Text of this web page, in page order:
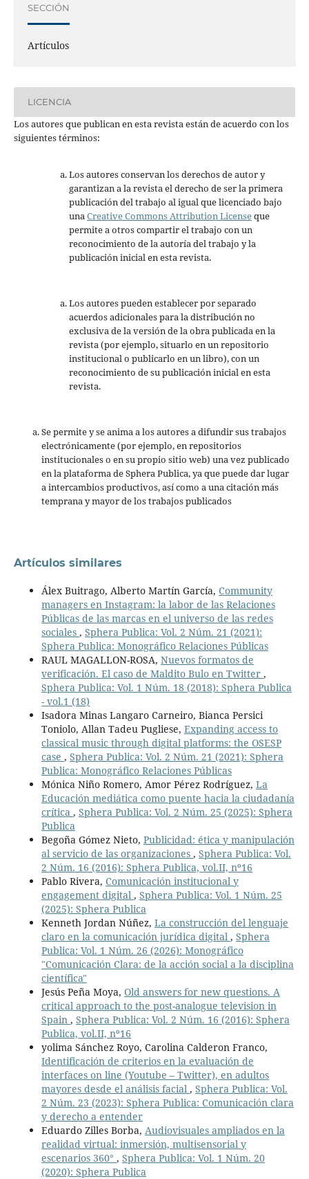
SECCIÓN
Artículos
LICENCIA
Los autores que publican en esta revista están de acuerdo con los
siguientes términos:
Los autores conservan los derechos de autor y
garantizan a la revista el derecho de ser la primera
publicación del trabajo al igual que licenciado bajo
unaCreative Commons Attribution Licenseque
permite a otros compartir el trabajo con un
reconocimiento de la autoría del trabajo y la
publicación inicial en esta revista.
Los autores pueden establecer por separado
acuerdos adicionales para la distribución no
exclusiva de la versión de la obra publicada en la
revista (por ejemplo, situarlo en un repositorio
institucional o publicarlo en un libro), con un
reconocimiento de su publicación inicial en esta
revista.
Se permite y se anima a los autores a difundir sus trabajos
electrónicamente (por ejemplo, en repositorios
institucionales o en su propio sitio web) una vez publicado
en la plataforma de Sphera Publica, ya que puede dar lugar
a intercambios productivos, así como a una citación más
temprana y mayor de los trabajos publicados
Artículos similares
Álex Buitrago, Alberto Martín García, Community
managers en Instagram: la labor de las Relaciones
Públicas de las marcas en el universo de las redes
sociales , Sphera Publica: Vol. 2 Núm. 21 (2021):
Sphera Publica: Monográfico Relaciones Públicas
RAUL MAGALLON-ROSA, Nuevos formatos de
verificación. El caso de Maldito Bulo en Twitter ,
Sphera Publica: Vol. 1 Núm. 18 (2018): Sphera Publica
- vol.1 (18)
Isadora Minas Langaro Carneiro, Bianca Persici
Toniolo, Allan Tadeu Pugliese, Expanding access to
classical music through digital platforms: the OSESP
case , Sphera Publica: Vol. 2 Núm. 21 (2021): Sphera
Publica: Monográfico Relaciones Públicas
Mónica Niño Romero, Amor Pérez Rodríguez, La
Educación mediática como puente hacia la ciudadanía
crítica , Sphera Publica: Vol. 2 Núm. 25 (2025): Sphera
Publica
Begoña Gómez Nieto, Publicidad: ética y manipulación
al servicio de las organizaciones , Sphera Publica: Vol.
2 Núm. 16 (2016): Sphera Publica, vol.II, nº16
Pablo Rivera, Comunicación institucional y
engagement digital , Sphera Publica: Vol. 1 Núm. 25
(2025): Sphera Publica
Kenneth Jordan Núñez, La construcción del lenguaje
claro en la comunicación jurídica digital , Sphera
Publica: Vol. 1 Núm. 26 (2026): Monográfico
"Comunicación Clara: de la acción social a la disciplina
científica"
Jesús Peña Moya, Old answers for new questions. A
critical approach to the post-analogue television in
Spain , Sphera Publica: Vol. 2 Núm. 16 (2016): Sphera
Publica, vol.II, nº16
yolima Sánchez Royo, Carolina Calderon Franco,
Identificación de criterios en la evaluación de
interfaces on line (Youtube – Twitter), en adultos
mayores desde el análisis facial , Sphera Publica: Vol.
2 Núm. 23 (2023): Sphera Publica: Comunicación clara
y derecho a entender
Eduardo Zilles Borba, Audiovisuales ampliados en la
realidad virtual: inmersión, multisensorial y
escenarios 360° , Sphera Publica: Vol. 1 Núm. 20
(2020): Sphera Publica